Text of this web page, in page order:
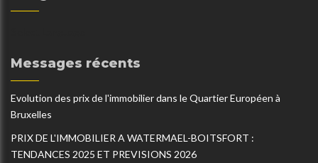
Messages récents
Evolution des prix de l'immobilier dans le Quartier Européen à
Bruxelles
PRIX DE L'IMMOBILIER A WATERMAEL-BOITSFORT :
TENDANCES 2025 ET PREVISIONS 2026